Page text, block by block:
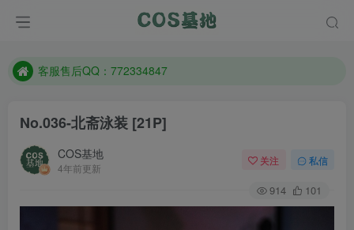
遇到任何问题加客服QQ：772334847
客服售后QQ：772334847
防失联：百度搜索《一七天佳》，实时查看最新站点。
No.036-北斋泳装 [21P]
COS基地
4年前更新
关注 私信
914 101